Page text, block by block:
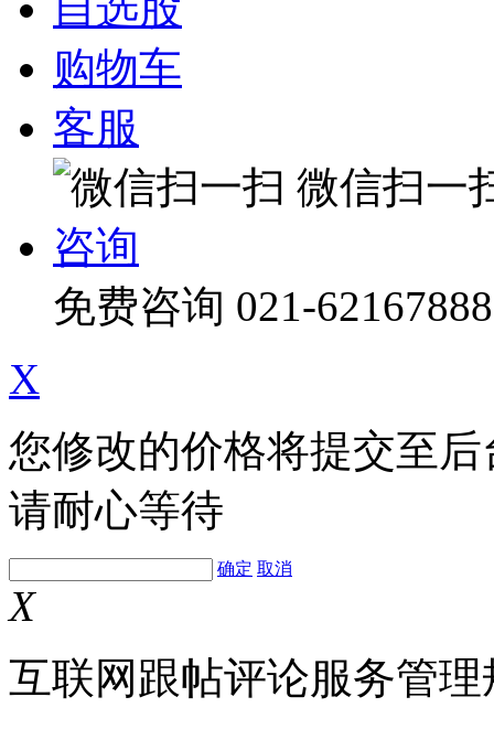
购物车
客服
微信扫一
咨询
免费咨询 021-62167888
X
您修改的价格将提交至
请耐心等待
确定 取消
X
互联网跟帖评论服务管理